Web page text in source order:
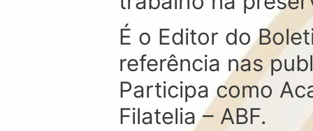
É o Editor do
referência nas
Participa como
Filatelia – ABF.